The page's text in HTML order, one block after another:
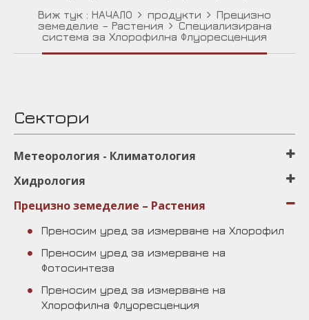
Виж тук : НАЧАЛО продукти
Прецизно
земеделиe – Растения
Специализирана
система за Хлорофилна Флуоресценция
Сектори
Μетеорология - Климатология
Хидрология
Прецизно земеделиe – Растения
Преносим уред за измерване на Хлорофил
Преносим уред за измерване на
Фотосинтеза
Преносим уред за измерване на
Хлорофилна Флуоресценция